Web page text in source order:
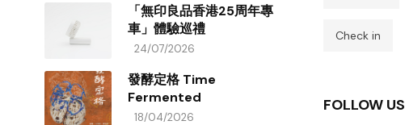
「無印良品香港25周年專
車」體驗巡禮
24/07/2026
發酵定格 Time
Fermented
18/04/2026
Check in
FOLLOW US